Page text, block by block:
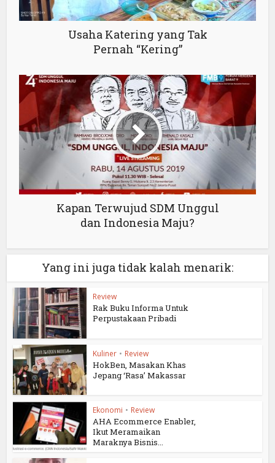
Usaha Katering yang Tak
Pernah “Kering”
Kapan Terwujud SDM Unggul
dan Indonesia Maju?
Yang ini juga tidak kalah menarik:
Review
Rak Buku Informa Untuk
Perpustakaan Pribadi
Kuliner • Review
HokBen, Masakan Khas
Jepang ‘Rasa’ Makassar
Ekonomi • Review
AHA Ecommerce Enabler,
Ikut Meramaikan
Maraknya Bisnis...